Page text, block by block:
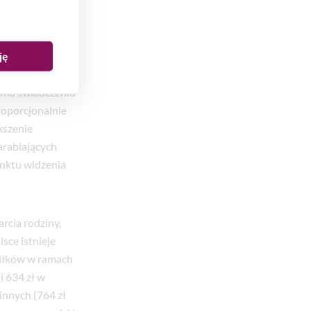
od całego
świadczeniu
widzenia
rodziny,
istnieje
w ramach
634 zł w
(764 zł